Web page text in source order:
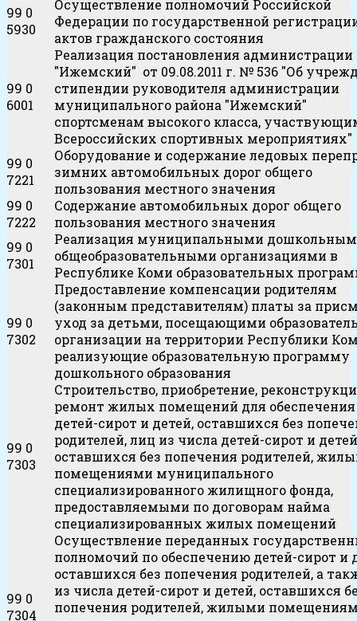
99 0
5930
Осуществление полномочий Российской
Федерации по государственной
актов гражданского состояния
99 0
6001
Реализация постановления
"Ижемский" от 09.08.2011 г. № 536 "Об
стипендии руководителя администрации
муниципального района "Ижемский"
спортсменам высокого класса,
Всероссийских спортивных мероприятиях"
99 0
7221
Оборудование и содержание ледовых
зимних автомобильных дорог общего
пользования местного значения
99 0
7222
Содержание автомобильных дорог общего
пользования местного значения
99 0
7301
Реализация муниципальными
общеобразовательными организациями в
Республике Коми образовательных
99 0
7302
Предоставление компенсации родителям
(законным представителям) платы за
уход за детьми, посещающими
организации на территории Республики
реализующие образовательную программу
дошкольного образования
99 0
7303
Строительство, приобретение,
ремонт жилых помещений для обеспечения
детей-сирот и детей, оставшихся без
родителей, лиц из числа детей-сирот и
оставшихся без попечения родителей,
помещениями муниципального
специализированного жилищного фонда,
предоставляемыми по договорам найма
специализированных жилых помещений
99 0
7304
Осуществление переданных
полномочий по обеспечению детей-сирот и
оставшихся без попечения родителей, а
из числа детей-сирот и детей, оставшихся
попечения родителей, жилыми